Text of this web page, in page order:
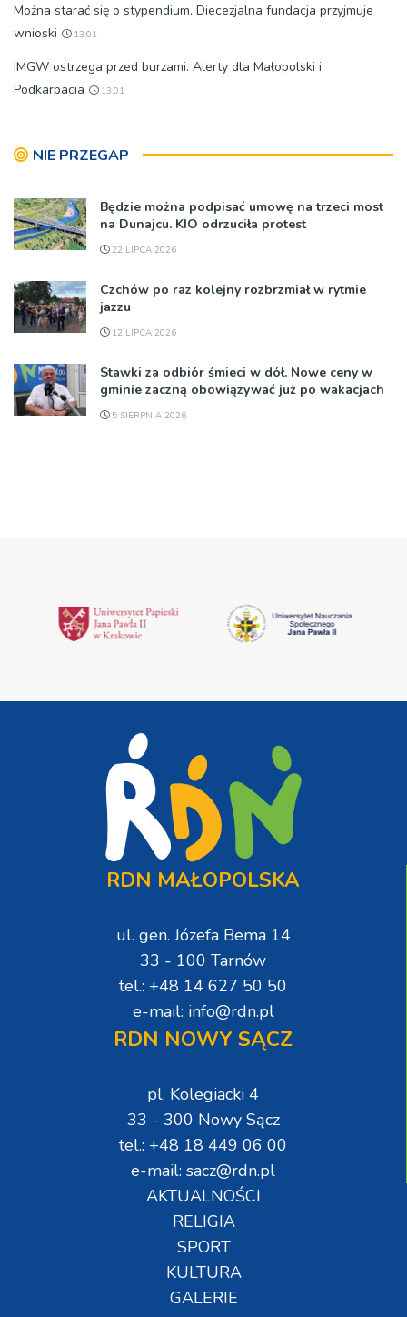
Można starać się o stypendium. Diecezjalna fundacja przyjmuje
wnioski
13:01
IMGW ostrzega przed burzami. Alerty dla Małopolski i
Podkarpacia
13:01
NIE PRZEGAP
Będzie można podpisać umowę na trzeci most
na Dunajcu. KIO odrzuciła protest
22 LIPCA 2026
Czchów po raz kolejny rozbrzmiał w rytmie
jazzu
12 LIPCA 2026
Stawki za odbiór śmieci w dół. Nowe ceny w
gminie zaczną obowiązywać już po wakacjach
5 SIERPNIA 2026
RDN MAŁOPOLSKA
ul. gen. Józefa Bema 14
33 - 100 Tarnów
tel.: +48 14 627 50 50
e-mail: info@rdn.pl
RDN NOWY SĄCZ
pl. Kolegiacki 4
33 - 300 Nowy Sącz
tel.: +48 18 449 06 00
e-mail: sacz@rdn.pl
AKTUALNOŚCI
RELIGIA
SPORT
KULTURA
GALERIE